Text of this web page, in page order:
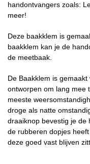
handontvangers zoals:
meer!
Deze baakklem is
baakklem kan je de
de meetbaak.
De Baakklem is
ontworpen om lang mee
meeste
droge als natte
draaiknop bevestig je de
de rubberen dopjes
deze goed vast blijven